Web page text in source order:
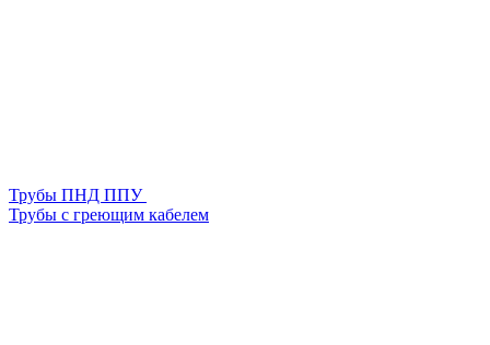
Трубы ПНД ППУ
Трубы с греющим кабелем